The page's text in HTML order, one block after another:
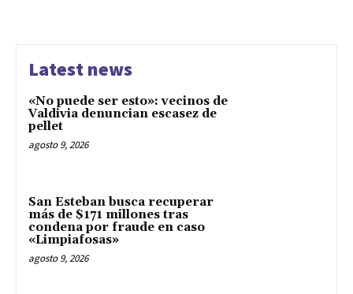
Latest news
«No puede ser esto»: vecinos de
Valdivia denuncian escasez de
pellet
agosto 9, 2026
San Esteban busca recuperar
más de $171 millones tras
condena por fraude en caso
«Limpiafosas»
agosto 9, 2026